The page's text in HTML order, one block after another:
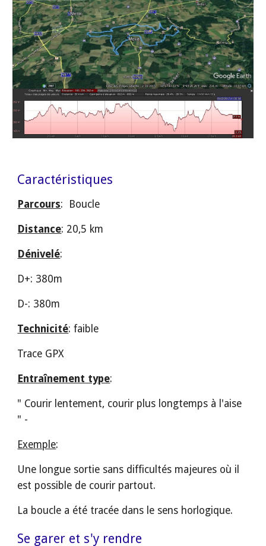
Caractéristiques
Parcours:  Boucle
Distance: 20,5 km
Dénivelé:
D+: 380m
D-: 380m
Technicité: faible
Trace GPX
Entraînement type:
" Courir lentement, courir plus longtemps à l'aise
" -
Exemple:
Une longue sortie sans difficultés majeures où il
est possible de courir partout.
La boucle a été tracée dans le sens horlogique.
Se garer et s'y rendre